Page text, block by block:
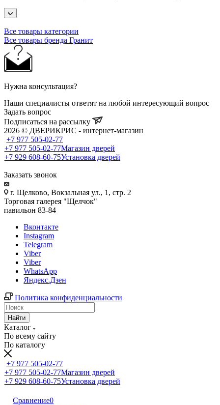
Все товары категории
Все товары бренда Гранит
Нужна консультация?
Наши специалисты ответят на любой интересующий вопрос
Задать вопрос
Подписаться на рассылку
2026 © ДВЕРИКРИС - интернет-магазин
+7 977 505-02-77
+7 977 505-02-77Магазин дверей
+7 929 608-60-75Установка дверей
Заказать звонок
г. Щелково, Вокзальная ул., 1, стр. 2
Торговая галерея "Щелчок"
павильон 83-84
Вконтакте
Instagram
Telegram
Viber
Viber
WhatsApp
Яндекс.Дзен
Политика конфиденциальности
Найти
Каталог
По всему сайту
По каталогу
+7 977 505-02-77
+7 977 505-02-77Магазин дверей
+7 929 608-60-75Установка дверей
Сравнение0